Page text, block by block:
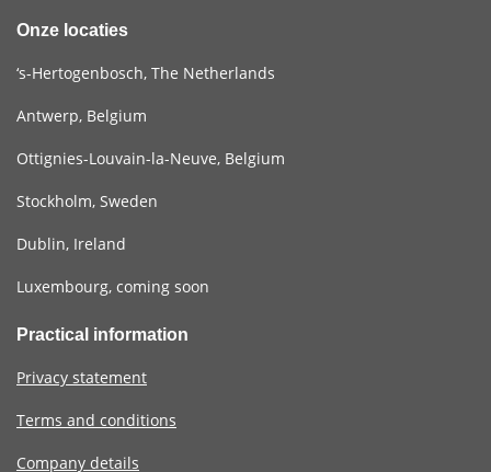
Onze locaties
‘s-Hertogenbosch, The Netherlands
Antwerp, Belgium
Ottignies-Louvain-la-Neuve, Belgium
Stockholm, Sweden
Dublin, Ireland
Luxembourg, coming soon
Practical information
Privacy statement
Terms and conditions
Company details